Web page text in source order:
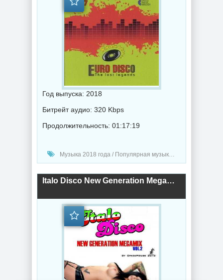
Год выпуска: 2018
Битрейт аудио: 320 Kbps
Продолжительность: 01:17:19
Музыка 2018 года / Популярная музыка / Диско музыка
Italo Disco New Generation Megamix Vol.2 (2018) торрент